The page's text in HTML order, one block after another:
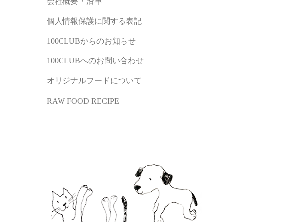
個人情報保護に関する表記
100CLUBからのお知らせ
100CLUBへのお問い合わせ
オリジナルフードについて
RAW FOOD RECIPE